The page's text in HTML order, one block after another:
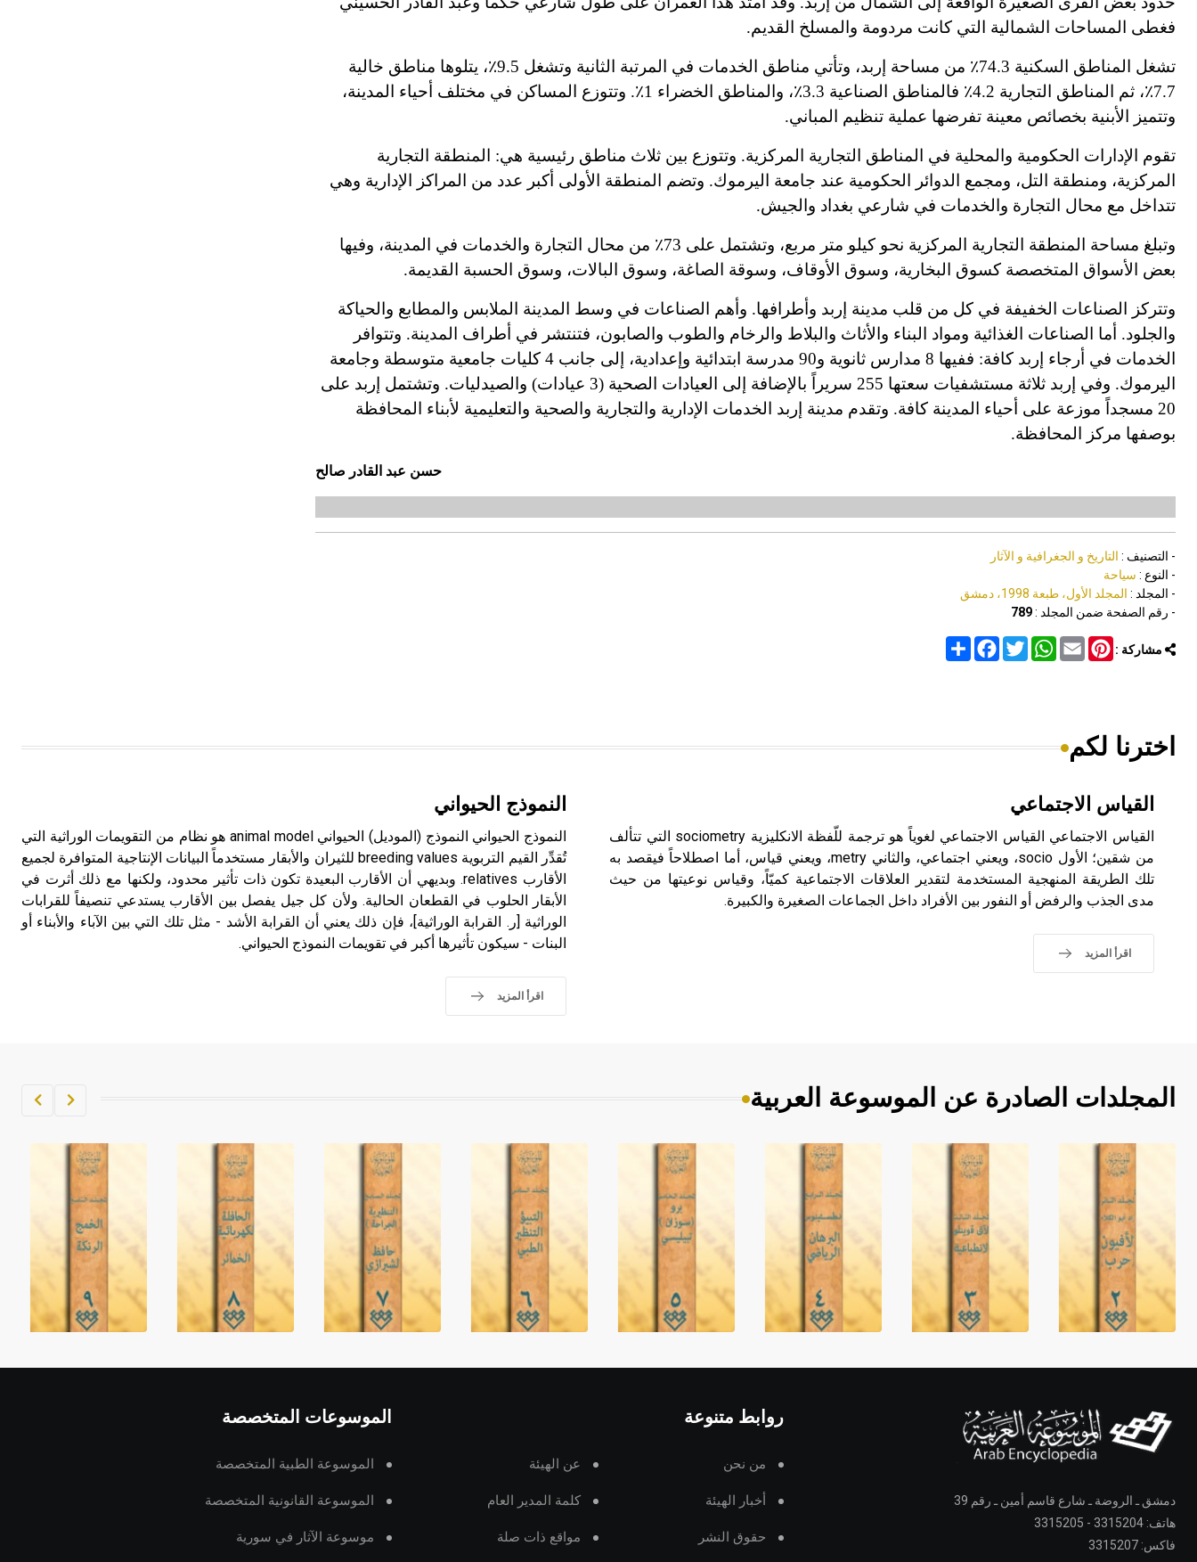
فغطى المساحات الشمالية التي كانت مردومة والمسلخ القديم.
تشغل المناط
ق السكنية 74.3٪ من مساحة إربد، وتأتي مناطق الخدمات في المرتبة الثانية وتشغل 9.5٪، يتلوها مناطق خالية
7.7٪، ثم المناطق التجارية 4.2٪ فالمناطق الصناعية 3.3٪، والمناطق الخضراء 1٪. وتتوزع المساكن في مختلف أحياء المدينة،
وتتميز الأبنية بخصائص معينة تفرضها عملية تنظيم المباني.
تقوم الإدارات الحكومية والمحلية في المناطق التجارية المركزية. وتتوزع بين ثلاث مناطق رئيسية هي: المنطقة التجارية
المركزية، ومنطقة التل، ومجمع الدوائر الحكومية عند جامعة اليرموك. وتضم المنطقة الأولى أكبر عدد من المراكز الإدارية وهي
تتداخل مع محال التجارة والخدمات في شارعي بغداد والجيش.
وتبلغ مساحة المنطقة التجارية المركزية نحو كيلو متر مربع، وتشتمل على 73٪ من محال التجارة والخدمات في المدينة، وفيها
بعض الأسواق المتخصصة كسوق البخارية، وسوق الأوقاف، وسوقة الصاغة، وسوق البالات، وسوق الحسبة القديمة.
وتتركز الصناعات الخفيفة في كل من قلب مدينة إربد وأطرافها. وأهم الصناعات في وسط المدينة الملابس والمطابع والحياكة
والجلود. أما الصناعات الغذائية ومواد البناء والأثاث والبلاط والرخام والطوب والصابون، فتنتشر في أطراف المدينة. وتتوافر
الخدمات في أرجاء إربد كافة: ففيها 8 مدارس ثانوية و90 مدرسة ابتدائية وإعدادية، إلى جانب 4 كليات جامعية متوسطة وجامعة
اليرموك. وفي إربد ثلاثة مستشفيات سعتها 255 سريراً بالإضافة إلى العيادات الصحية (3 عيادات) والصيدليات. وتشتمل إربد على
20 مسجداً موزعة على
حياء المدينة كافة. وتقدم مدينة إربد الخدمات الإدارية والتجارية والصحية والتعليمية لأبناء المحافظة
بوصفها مركز المحافظة.
حسن عبد القادر صالح
- التصنيف : التاريخ و الجغرافية و الآثار
- النوع : سياحة
- المجلد : المجلد الأول، طبعة 1998، دمشق
- رقم الصفحة ضمن المجلد :789
مشاركة : Share
FacebookTwitter
WhatsAppEmail
Pinterest
اخترنا لكم
القياس الاجتماعي
القياس الاجتماعي القياس الاجتماعي لغوياً هو ترجمة للّفظة الانكليزية sociometry التي تتألف
من شقين؛ الأول socio، ويعني اجتماعي، والثاني metry، ويعني قياس، أما اصطلاحاً فيقصد به
تلك الطريقة المنهجية المستخدمة لتقدير العلاقات الاجتماعية كميّاً، وقياس نوعيتها من حيث
مدى الجذب والرفض أو النفور بين الأفراد داخل الجماعات الصغيرة والكبيرة.
اقرأ المزيد
النموذج الحيواني
النموذج الحيواني النموذج (الموديل) الحيواني animal model هو نظام من التقويمات الوراثية التي
تُقدِّر القيم التربوية breeding values للثيران والأبقار مستخدماً البيانات الإنتاجية المتوافرة لجميع
الأقارب relatives. وبديهي أن الأقارب البعيدة تكون ذات تأثير محدود، ولكنها مع ذلك أثرت في
الأبقار الحلوب في القطعان الحالية. ولأن كل جيل يفصل بين الأقارب يستدعي تنصيفاً للقرابات
الوراثية [ر. القرابة الوراثية]، فإن ذلك يعني أن القرابة الأشد - مثل تلك التي بين الآباء والأبناء أو
البنات - سيكون تأثيرها أكبر في تقويمات النموذج الحيواني.
اقرأ المزيد
المجلدات الصادرة عن الموسوعة العربية
دمشق ـ الروضة ـ شارع قاسم أمين ـ رقم 39
هاتف: 3315204 - 3315205
فاكس: 3315207
روابط متنوعة
من نحن عن الهيئة
أخبار الهيئة كلمة المدير العام
حقوق النشر مواقع ذات صلة
الموسوعات المتخصصة
الموسوعة الطبية المتخصصة
الموسوعة القانونية المتخصصة
موسوعة الآثار في سورية